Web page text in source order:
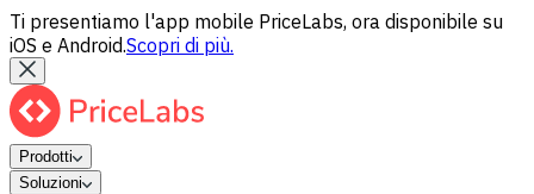
Ti presentiamo l'app mobile PriceLabs, ora disponibile su
iOS e Android.Scopri di più.
Prodotti
Soluzioni